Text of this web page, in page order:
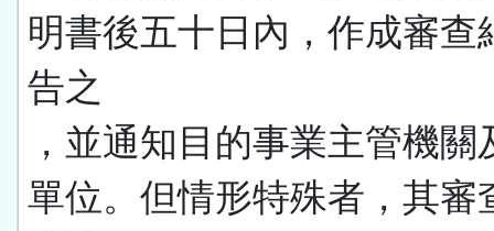
明書後五十日內，作成審查
告之
，並通知目的事業主管機關
單位。但情形特殊者，其審